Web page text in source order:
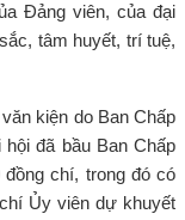
Đảng viên, của đại
tâm huyết, trí tuệ,
kiện do Ban Chấp
đã bầu Ban Chấp
chí, trong đó có
Ủy viên dự khuyết